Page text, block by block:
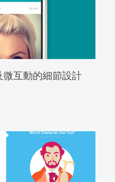
互動的細節設計